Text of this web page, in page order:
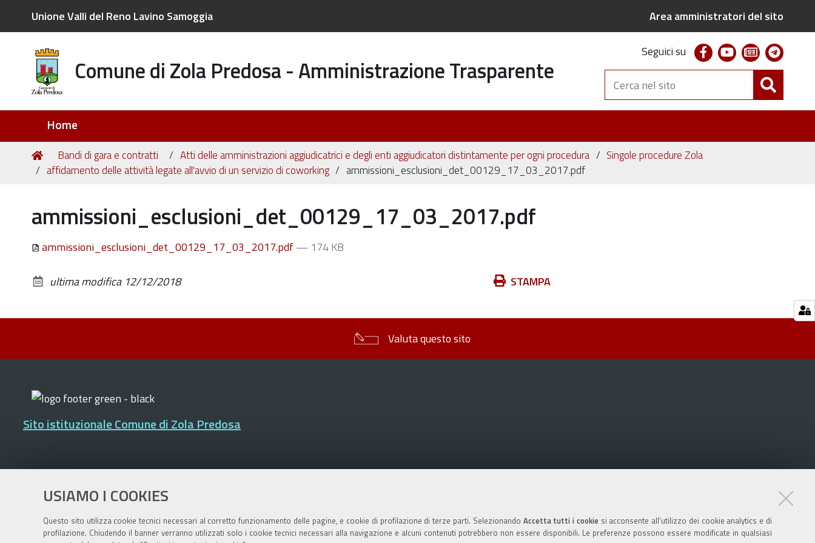
USIAMO I COOKIES
Questo sito utilizza cookie tecnici necessari al corretto funzionamento delle pagine, e cookie di profilazione di terze parti. Selezionando Accetta tutti i cookiesi acconsente all’utilizzo dei cookie analytics e di
profilazione. Chiudendo il banner verranno utilizzati solo i cookie tecnici necessari alla navigazione e alcuni contenuti potrebbero non essere disponibili. Le preferenze possono essere modificate in qualsiasi
Unione Valli del Reno Lavino Samoggia Area amministratori del sito
Comune di Zola Predosa - Amministrazione Trasparente
Seguici su facebookyoutubenewsletter
Cerca
nel
sito
Home
Tu
sei
Home
Bandi di gara e contratti Atti delle amministrazioni aggiudicatrici e degli enti aggiudicatori distintamente per ogni procedura
Singole procedure Zola
affidamento delle attività legate all'avvio di un servizio di coworking
ammissioni_esclusioni_det_00129_17_03_2017.pdf
ammissioni_esclusioni_det_00129_17_03_2017.pdf
ammissioni_esclusioni_det_00129_17_03_2017.pdf— 174 KB
Azioni STAMPA
ultima modifica 12/12/2018
Valuta questo sito
Sito istituzionale Comune di Zola Predosa